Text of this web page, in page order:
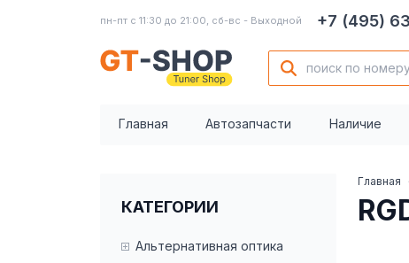
пн-пт с 11:30 до 21:00, сб-вс - Выходной +7 (495)
Главная Автозапчасти Наличие
КАТЕГОРИИ
Альтернативная оптика
Главная